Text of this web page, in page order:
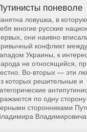
поневоле
ловушка, в
многие русские
они наивно
конфликт
Украины, к
не относящийся,
Во-вторых — эти
которых решительные и
по одну
сторонниками